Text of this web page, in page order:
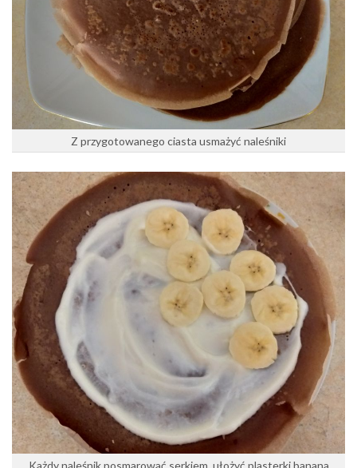
Z przygotowanego ciasta usmażyć naleśniki
Każdy naleśnik posmarować serkiem, ułożyć plasterki banana